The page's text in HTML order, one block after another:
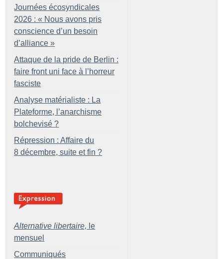
Journées écosyndicales
2026 : « Nous avons pris
conscience d’un besoin
d’alliance »
Attaque de la pride de Berlin :
faire front uni face à l’horreur
fasciste
Analyse matérialiste : La
Plateforme, l’anarchisme
bolchevisé ?
Répression : Affaire du
8 décembre, suite et fin ?
Alternative libertaire, le
mensuel
Communiqués